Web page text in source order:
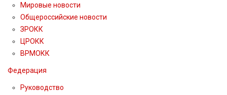
Мировые новости
Общероссийские новости
ЗРОКК
ЦРОКК
ВРМОКК
Федерация
Руководство